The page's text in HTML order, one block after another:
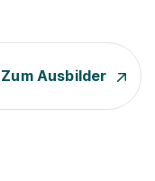
Zum Ausbilder